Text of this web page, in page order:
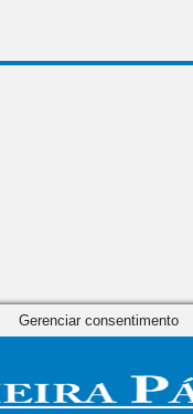
Gerenciar consentimento